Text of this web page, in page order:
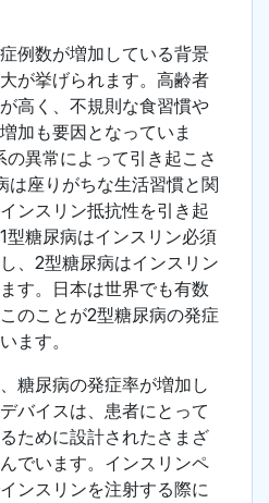
例数が増加している背景
が挙げられます。高齢者
高く、不規則な食習慣や
加も要因となっていま
異常によって引き起こさ
は座りがちな生活習慣と関
ンスリン抵抗性を引き起
型糖尿病はインスリン必須
、2型糖尿病はインスリン
す。日本は世界でも有数
のことが2型糖尿病の発症
ます。
糖尿病の発症率が増加し
バイスは、患者にとって
ために設計されたさまざ
でいます。インスリンペ
ンスリンを注射する際に